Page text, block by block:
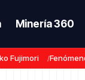
Minería 360
Fujimori